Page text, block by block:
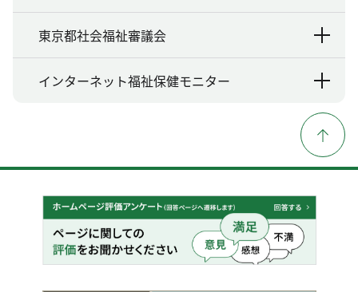
東京都社会福祉審議会
インターネット福祉保健モニター